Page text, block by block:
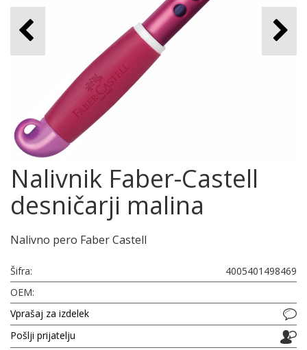
Nalivnik Faber-Castell
desničarji malina
Nalivno pero Faber Castell
Šifra:
4005401498469
OEM:
Vprašaj za izdelek
Pošlji prijatelju